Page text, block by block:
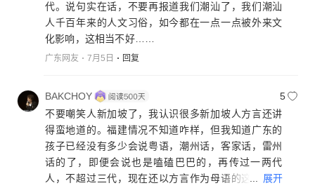
代。说句实在话，不要再报道我们潮汕了，我们潮汕
人千百年来的人文习俗，如今都在一点一点被外来文
化影响，这相当不好……
广东网友 7月5日 回复
BAKCHOY
5
不要嘲笑人新加坡了，我认识很多新加坡人方言还讲
得蛮地道的。福建情况不知道咋样，但我知道广东的
孩子已经没有多少会说粤语，潮州话，客家话，雷州
话的了，即便会说也是嗑磕巴巴的，再传过一两代
人，不超过三代，现在还以方言作为母语的这些人老
展开